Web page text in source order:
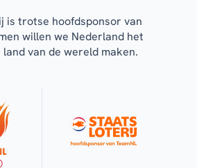
is trotse hoofdsponsor van
willen we Nederland het
van de wereld maken.